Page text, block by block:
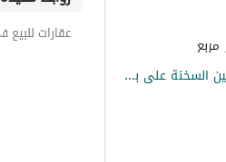
يقع مشروع Lasirena Palm Beach في العين السخنة على بعد 14 كم من بوابات العين السخنة طريق السويس. :
عقارات